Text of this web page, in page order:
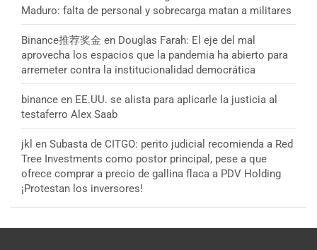
Maduro: falta de personal y sobrecarga matan a militares
Binance推荐奖金 en Douglas Farah: El eje del mal
aprovecha los espacios que la pandemia ha abierto para
arremeter contra la institucionalidad democrática
binance en EE.UU. se alista para aplicarle la justicia al
testaferro Alex Saab
jkl en Subasta de CITGO: perito judicial recomienda a Red
Tree Investments como postor principal, pese a que
ofrece comprar a precio de gallina flaca a PDV Holding
¡Protestan los inversores!